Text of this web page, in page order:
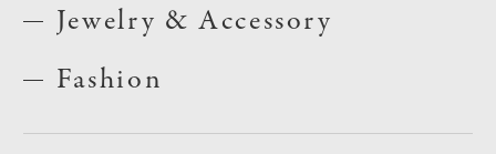
Jewelry & Accessory
Fashion